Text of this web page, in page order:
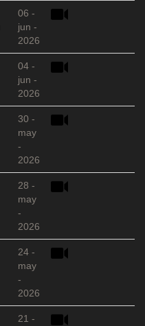
06 -
jun -
2026
04 -
jun -
2026
30 -
may
-
2026
28 -
may
-
2026
24 -
may
-
2026
21 -